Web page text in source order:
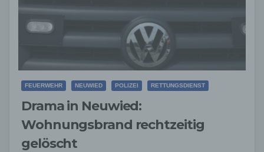
FEUERWEHR NEUWIED POLIZEI RETTUNGSDIENST
Drama in Neuwied:
Wohnungsbrand rechtzeitig
gelöscht